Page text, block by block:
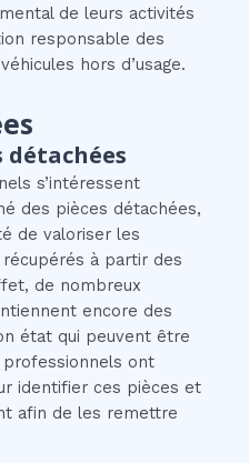
de leurs activités
responsable des
hors d’usage.
détachées
s’intéressent
des pièces détachées,
de valoriser les
à partir des
de nombreux
encore des
état qui peuvent être
ont
identifier ces pièces et
afin de les remettre